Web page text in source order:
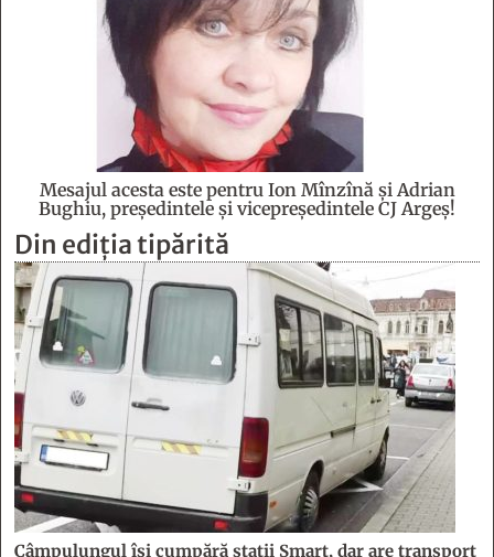
Mesajul acesta este pentru Ion Mînzînă şi Adrian
Bughiu, preşedintele şi vicepreşedintele CJ Argeş!
Din ediția tipărită
Câmpulungul îşi cumpără staţii Smart, dar are transport